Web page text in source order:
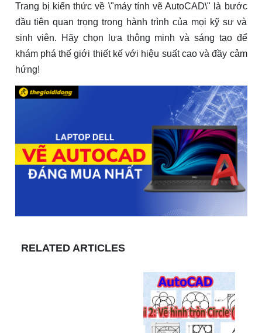
Trang bị kiến thức về \"máy tính vẽ AutoCAD\" là bước
đầu tiên quan trọng trong hành trình của mọi kỹ sư và
sinh viên. Hãy chọn lựa thông minh và sáng tạo để
khám phá thế giới thiết kế với hiệu suất cao và đầy cảm
hứng!
RELATED ARTICLES